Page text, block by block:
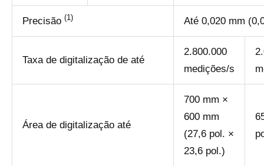
Precisão (1) Até 0,020 mm
Taxa de digitalização de até
2.800.000
medições/s
Área de digitalização até
700 mm ×
600 mm
(27,6 pol. ×
23,6 pol.)